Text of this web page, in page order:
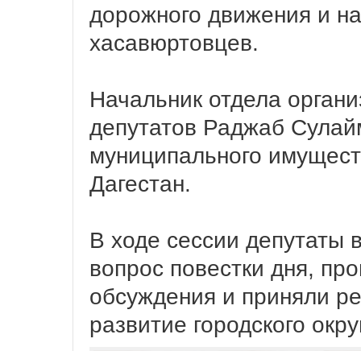
дорожного движения и
хасавюртовцев.
Начальник отдела
депутатов Раджаб
муниципального
Дагестан.
В ходе сессии депутаты
вопрос повестки дня,
обсуждения и приняли
развитие городского